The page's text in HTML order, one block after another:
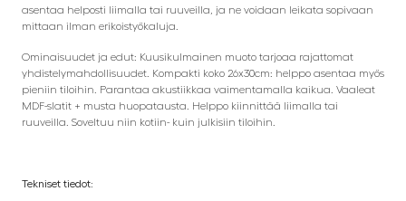
asentaa helposti liimalla tai ruuveilla, ja ne voidaan leikata sopivaan
mittaan ilman erikoistyökaluja.
Ominaisuudet ja edut: Kuusikulmainen muoto tarjoaa rajattomat
yhdistelymahdollisuudet. Kompakti koko 26x30cm: helppo asentaa myös
pieniin tiloihin. Parantaa akustiikkaa vaimentamalla kaikua. Vaaleat
MDF-slatit + musta huopatausta. Helppo kiinnittää liimalla tai
ruuveilla. Soveltuu niin kotiin- kuin julkisiin tiloihin.
Tekniset tiedot: